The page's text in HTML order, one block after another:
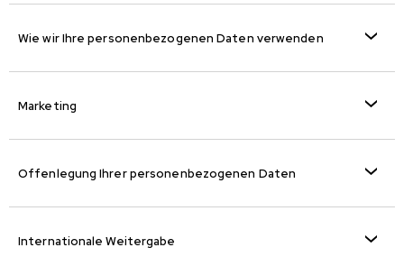
Wie wir Ihre personenbezogenen Daten verwenden
Marketing
Offenlegung Ihrer personenbezogenen Daten
Internationale Weitergabe